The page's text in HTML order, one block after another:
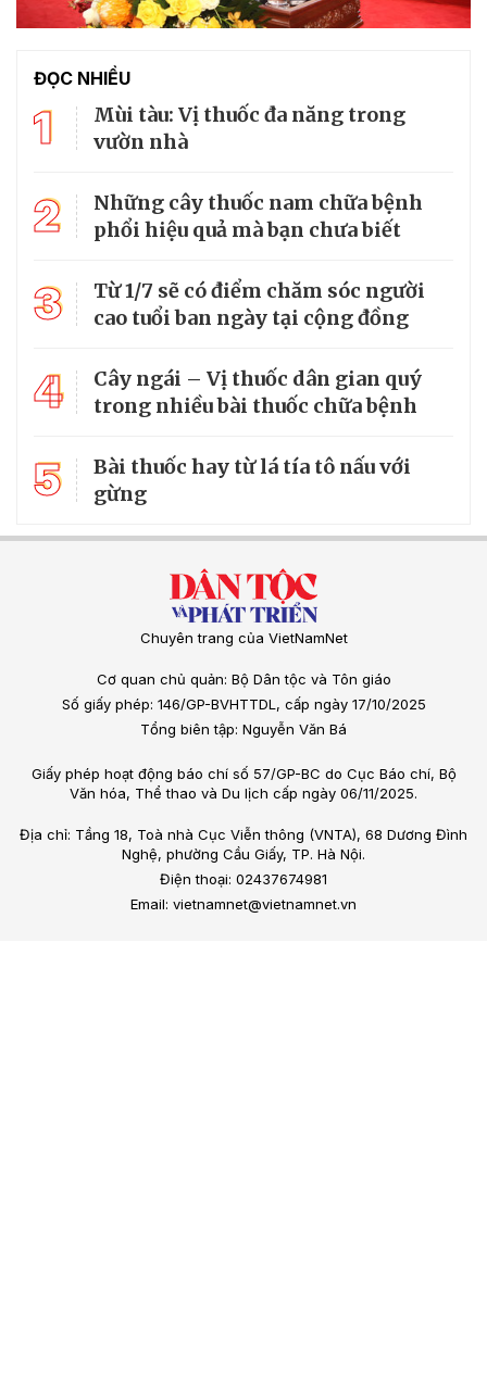
ĐỌC NHIỀU
1
Mùi tàu: Vị thuốc đa năng trong
vườn nhà
2
Những cây thuốc nam chữa bệnh
phổi hiệu quả mà bạn chưa biết
3
Từ 1/7 sẽ có điểm chăm sóc người
cao tuổi ban ngày tại cộng đồng
4
Cây ngái – Vị thuốc dân gian quý
trong nhiều bài thuốc chữa bệnh
5
Bài thuốc hay từ lá tía tô nấu với
gừng
Chuyên trang của VietNamNet
Cơ quan chủ quản: Bộ Dân tộc và Tôn giáo
Số giấy phép: 146/GP-BVHTTDL, cấp ngày 17/10/2025
Tổng biên tập: Nguyễn Văn Bá
Giấy phép hoạt động báo chí số 57/GP-BC do Cục Báo chí, Bộ
Văn hóa, Thể thao và Du lịch cấp ngày 06/11/2025.
Địa chỉ: Tầng 18, Toà nhà Cục Viễn thông (VNTA), 68 Dương Đình
Nghệ, phường Cầu Giấy, TP. Hà Nội.
Điện thoại: 02437674981
Email: vietnamnet@vietnamnet.vn